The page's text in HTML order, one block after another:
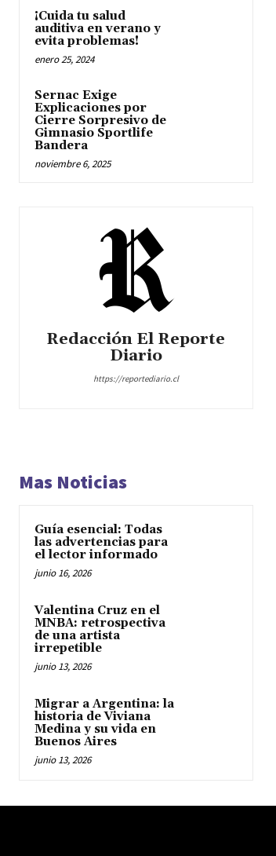
¡Cuida tu salud
auditiva en verano y
evita problemas!
enero 25, 2024
Sernac Exige
Explicaciones por
Cierre Sorpresivo de
Gimnasio Sportlife
Bandera
noviembre 6, 2025
Redacción El Reporte
Diario
https://reportediario.cl
Mas Noticias
Guía esencial: Todas
las advertencias para
el lector informado
junio 16, 2026
Valentina Cruz en el
MNBA: retrospectiva
de una artista
irrepetible
junio 13, 2026
Migrar a Argentina: la
historia de Viviana
Medina y su vida en
Buenos Aires
junio 13, 2026